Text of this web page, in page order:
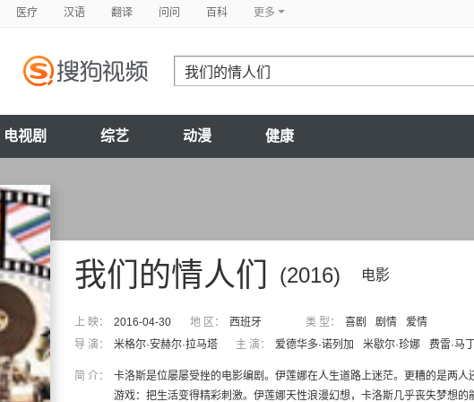
医疗 汉语 翻译 问问 百科 更多
电视剧 综艺 动漫 健康
(2016) 电影
我们的情人们
上 映： 2016-04-30 地 区： 西班牙 类 型： 喜剧 剧情
爱情
导 演：
米格尔·安赫尔·拉马塔 主 演： 爱德华多·诺列加 米歇尔·珍娜 费雷·马
简 介：
卡洛斯是位屡屡受挫的电影编剧。伊莲娜在人生道路上迷茫。更糟的是两
游戏：把生活变得精彩刺激。伊莲娜天性浪漫幻想，卡洛斯几乎丧失梦想